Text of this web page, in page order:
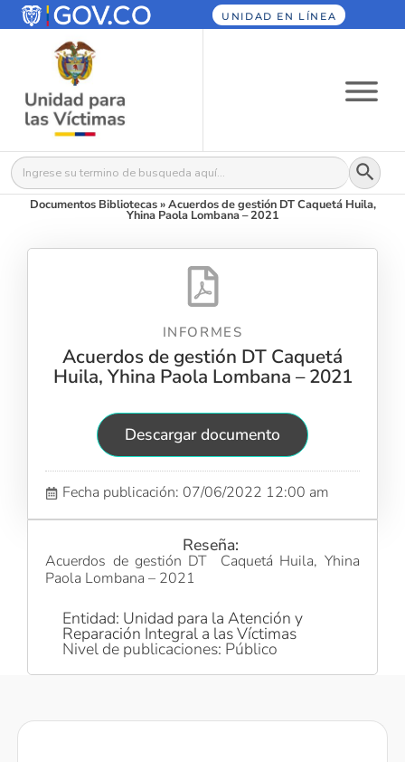
UNIDAD EN LÍNEA
Buscar: Botón
Documentos Bibliotecas»Acuerdos de gestión DT Caquetá Huila,
Yhina Paola Lombana – 2021
INFORMES
Acuerdos de gestión DT Caquetá
Huila, Yhina Paola Lombana – 2021
Descargar documento
Fecha publicación: 07/06/2022 12:00 am
Reseña:
Acuerdos de gestión DT Caquetá Huila, Yhina
Paola Lombana – 2021
Entidad: Unidad para la Atención y
Reparación Integral a las Víctimas
Nivel de publicaciones: Público